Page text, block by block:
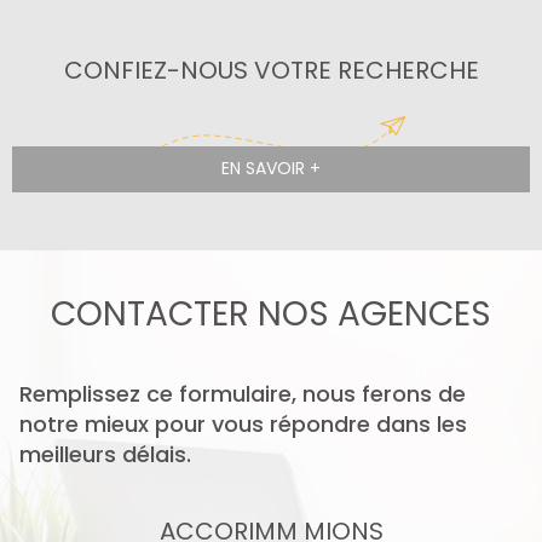
CONFIEZ-NOUS VOTRE RECHERCHE
EN SAVOIR +
CONTACTER NOS AGENCES
Remplissez ce formulaire, nous ferons de
notre mieux pour vous répondre dans les
meilleurs délais.
ACCORIMM MIONS